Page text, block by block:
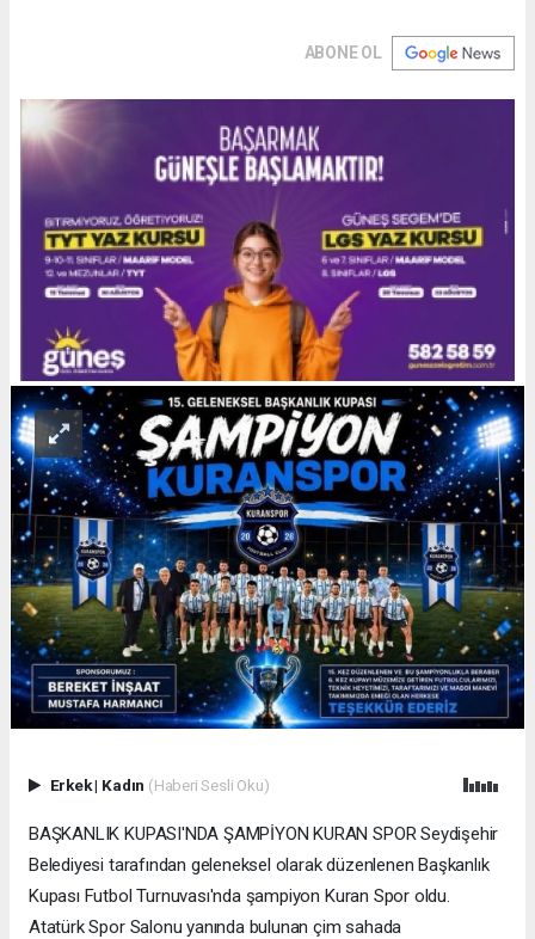
ABONE OL
Erkek| Kadın (Haberi Sesli Oku)
BAŞKANLIK KUPASI'NDA ŞAMPİYON KURAN SPOR Seydişehir
Belediyesi tarafından geleneksel olarak düzenlenen Başkanlık
Kupası Futbol Turnuvası'nda şampiyon Kuran Spor oldu.
Atatürk Spor Salonu yanında bulunan çim sahada